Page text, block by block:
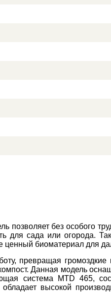
позволяет без особого
для сада или огорода.
ценный биоматериал
превращая
Данная модель
система MTD 465,
высокой